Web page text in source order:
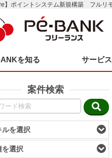
】ポイントシステム新規構築 フルリ
を知る サービ
案件検索
ルを選択
を選択